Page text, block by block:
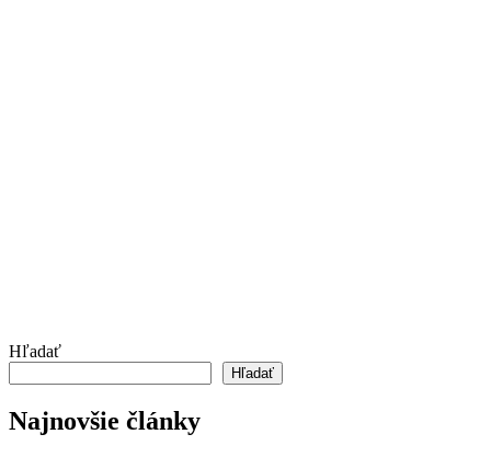
Hľadať
Hľadať
Najnovšie články